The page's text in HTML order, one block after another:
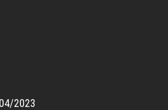
une de ses conquêtes,
pour Violette que Tridan
regard.
2023